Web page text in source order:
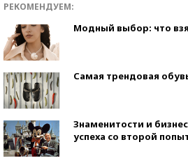
РЕКОМЕНДУЕМ:
Модный выбор: что
Самая трендовая
Знаменитости и
успеха со второй